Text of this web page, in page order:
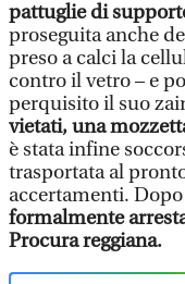
pattuglie di
proseguita anche
preso a calci la
contro il vetro – e
perquisito il suo
vietati, una
è stata infine
trasportata al
accertamenti.
formalmente
Procura reggiana.